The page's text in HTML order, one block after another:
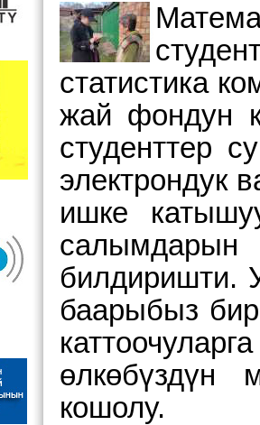
статистика
жай фондун
студенттер
электрондук
ишке
билдиришти.
баарыбыз
өлкөбүздүн
кошолу.